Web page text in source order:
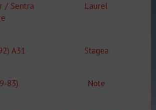
/ Sentra
Laurel
A31 Stagea
83) Note